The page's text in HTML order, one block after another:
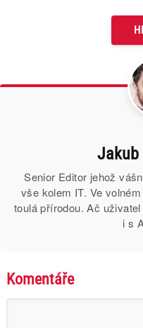
Jakub
Senior Editor jehož
vše kolem IT. Ve
toulá přírodou. Ač
i s
Komentáře